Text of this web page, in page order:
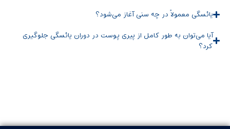
یائسگی معمولاً در چه سنی آغاز می‌شود؟
آیا می‌توان به طور کامل از پیری پوست در دوران یائسگی جلوگیری
کرد؟